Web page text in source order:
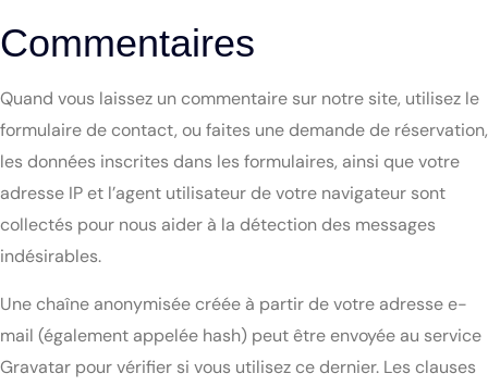
Commentaires
Quand vous laissez un commentaire sur notre site, utilisez le
formulaire de contact, ou faites une demande de réservation,
les données inscrites dans les formulaires, ainsi que votre
adresse IP et l’agent utilisateur de votre navigateur sont
collectés pour nous aider à la détection des messages
indésirables.
Une chaîne anonymisée créée à partir de votre adresse e-
mail (également appelée hash) peut être envoyée au service
Gravatar pour vérifier si vous utilisez ce dernier. Les clauses